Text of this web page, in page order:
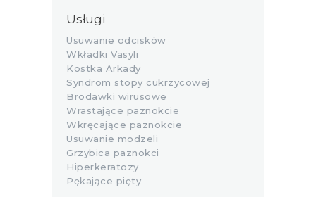
Usługi
Usuwanie odcisków
Wkładki Vasyli
Kostka Arkady
Syndrom stopy cukrzycowej
Brodawki wirusowe
Wrastające paznokcie
Wkręcające paznokcie
Usuwanie modzeli
Grzybica paznokci
Hiperkeratozy
Pękające pięty